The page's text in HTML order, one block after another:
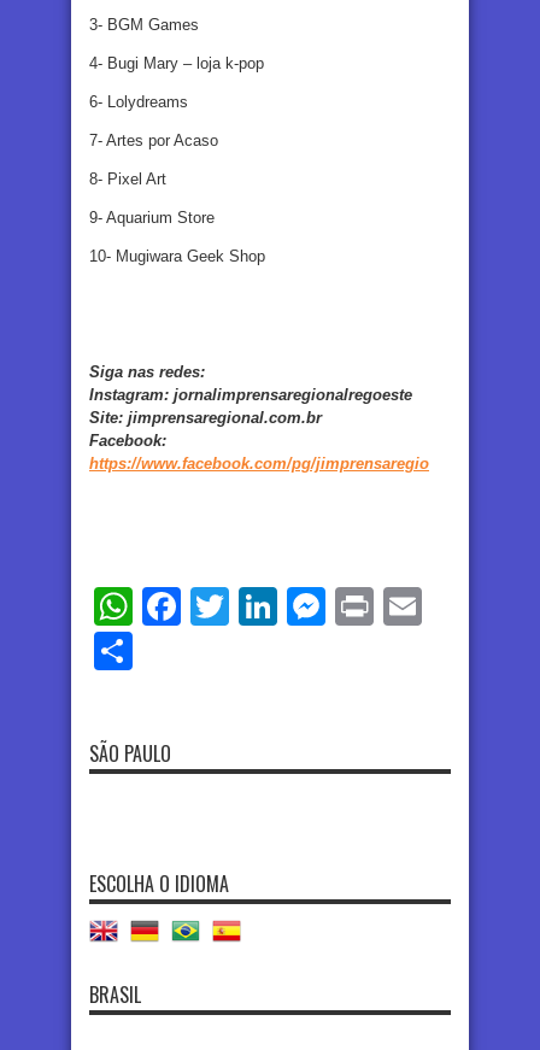
3- BGM Games
4- Bugi Mary – loja k-pop
6- Lolydreams
7- Artes por Acaso
8- Pixel Art
9- Aquarium Store
10- Mugiwara Geek Shop
Siga nas redes:
Instagram: jornalimprensaregionalregoeste
Site: jimprensaregional.com.br
Facebook:
https://www.facebook.com/pg/jimprensaregio
WhatsApp
Facebook
TwitterLinkedIn
Messenger
Print
SÃO PAULO
ESCOLHA O IDIOMA
BRASIL